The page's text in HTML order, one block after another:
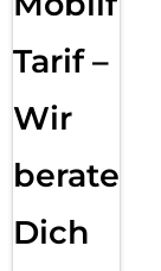
Gemessen durch
ZSA20231301-0016).
Tarif –
Wir
beraten
Dich